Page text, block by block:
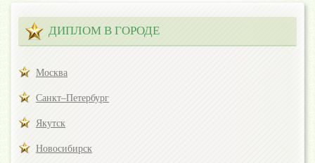
ДИПЛОМ В ГОРОДЕ
Москва
Санкт–Петербург
Якутск
Новосибирск